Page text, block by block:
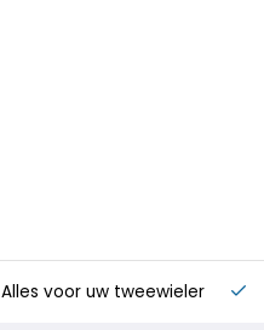
Alles voor uw tweewieler